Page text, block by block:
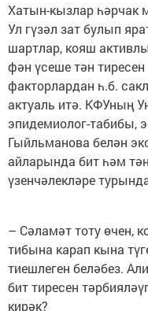
Хатын-кызлар һәрчак
Ул гүзәл зат булып
шартлар, кояш
фән үсеше тән
факторлардан һ.б.
актуаль итә. КФУның
эпидемиолог-табибы,
Гыйльманова белән
айларында бит һәм
үзенчәлекләре
– Сәламәт тоту өчен,
тибына карап кына
тиешлеген беләбез.
бит тиресен
кирәк?